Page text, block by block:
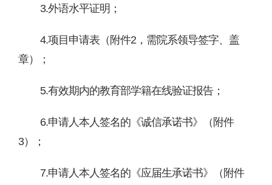
3.外语水平证明；
4.项目申请表（附件2 ，需院系领导签字、盖
章）；
5.有效期内的教育部学籍在线验证报告；
6.申请人本人签名的《诚信承诺书》
（附件
3）
；
7.申请人本人签名的《应届生承诺书》（附件